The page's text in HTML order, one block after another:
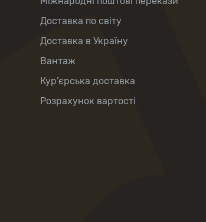
Доставка по світу
Доставка в Україну
Вантаж
Кур’єрська доставка
Розрахунок вартості